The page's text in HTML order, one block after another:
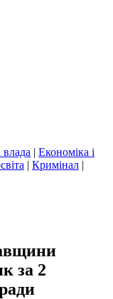
влада | Економіка і
| Кримінал |
за 2